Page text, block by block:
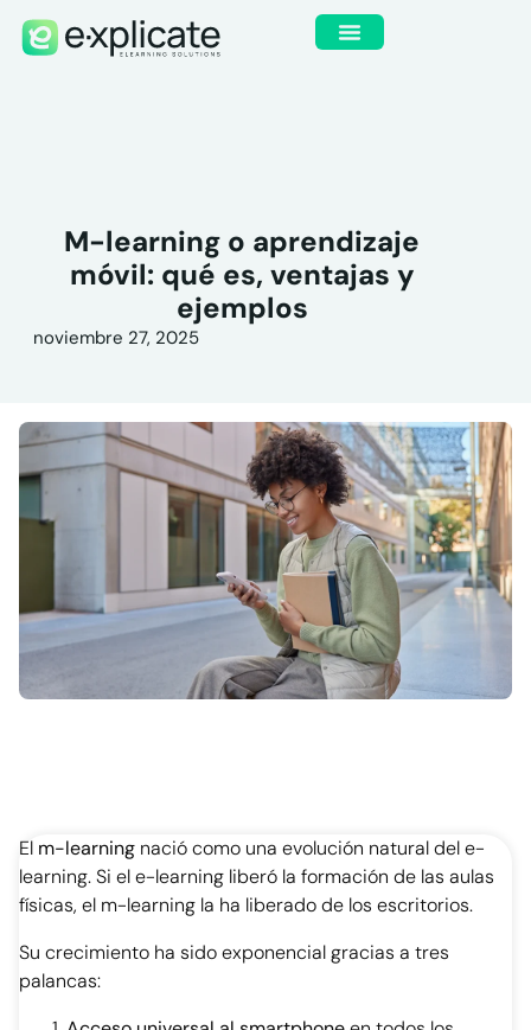
M-learning o aprendizaje
móvil: qué es, ventajas y
ejemplos
noviembre 27, 2025
El m-learning nació como una evolución natural del e-
learning. Si el e-learning liberó la formación de las aulas
físicas, el m-learning la ha liberado de los escritorios.
Su crecimiento ha sido exponencial gracias a tres
palancas: